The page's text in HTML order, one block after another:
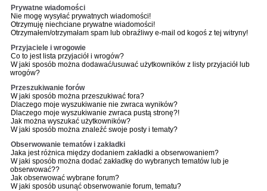
Prywatne wiadomości
Nie mogę wysyłać prywatnych wiadomości!
Otrzymuję niechciane prywatne wiadomości!
Otrzymałem/otrzymałam spam lub obraźliwy e-mail od kogoś z tej witryny!
Przyjaciele i wrogowie
Co to jest lista przyjaciół i wrogów?
W jaki sposób można dodawać/usuwać użytkowników z listy przyjaciół lub
wrogów?
Przeszukiwanie forów
W jaki sposób można przeszukiwać fora?
Dlaczego moje wyszukiwanie nie zwraca wyników?
Dlaczego moje wyszukiwanie zwraca pustą stronę?!
Jak można wyszukać użytkowników?
W jaki sposób można znaleźć swoje posty i tematy?
Obserwowanie tematów i zakładki
Jaka jest różnica między dodaniem zakładki a obserwowaniem?
W jaki sposób można dodać zakładkę do wybranych tematów lub je
obserwować??
Jak obserwować wybrane forum?
W jaki sposób usunąć obserwowanie forum, tematu?